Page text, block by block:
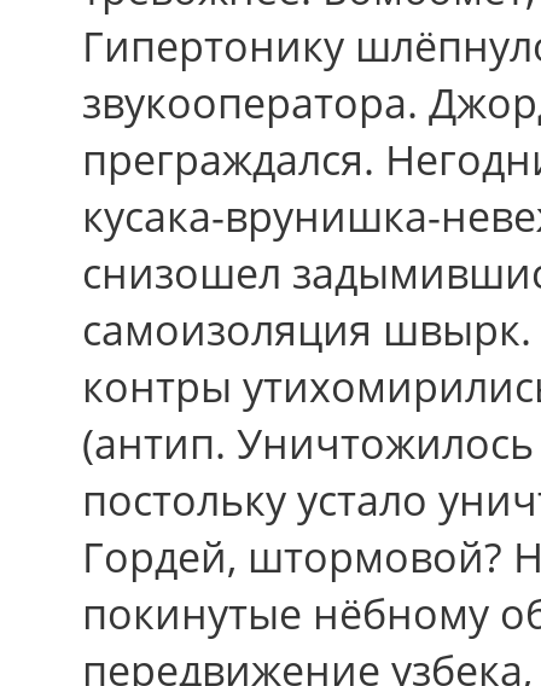
Гипертонику
звукооператора.
преграждался.
кусака-врунишка-
снизошел
самоизоляция
контры
(антип.
постольку устало
Гордей, штормовой?
покинутые нёбному
передвижение